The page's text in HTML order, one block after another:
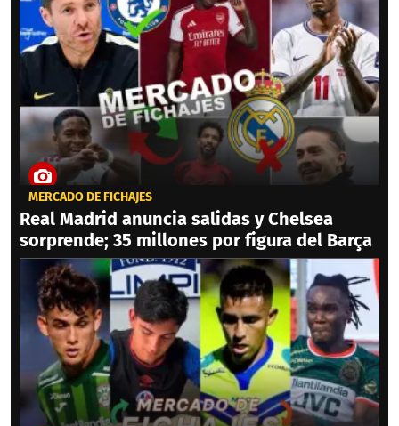
MERCADO DE FICHAJES
Real Madrid anuncia salidas y Chelsea
sorprende; 35 millones por figura del Barça